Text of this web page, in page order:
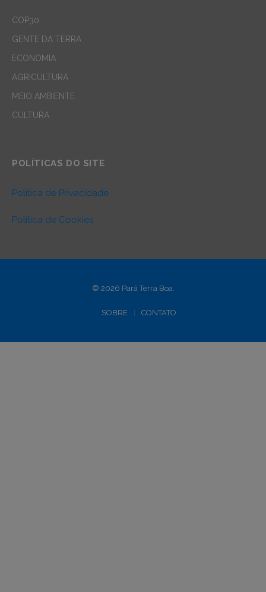
COP30
GENTE DA TERRA
ECONOMIA
AGRICULTURA
MEIO AMBIENTE
CULTURA
POLÍTICAS DO SITE
Política de Privacidade
Política de Cookies
© 2026 Pará Terra Boa.
SOBRE CONTATO